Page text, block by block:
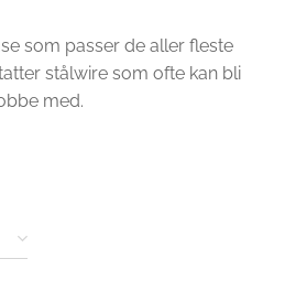
som passer de aller fleste
stålwire som ofte kan bli
med.